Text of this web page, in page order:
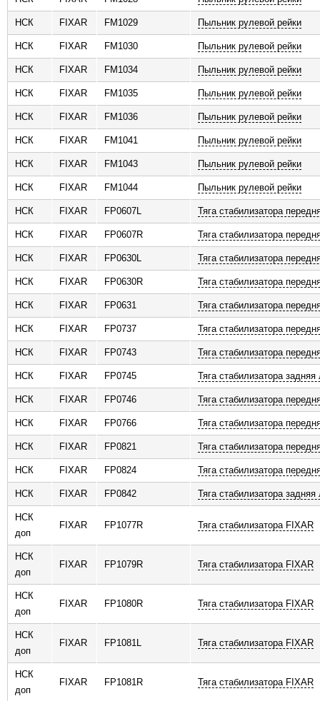
НСК FIXAR FM1029 Пыльник рулевой рейки
НСК FIXAR FM1030 Пыльник рулевой рейки
НСК FIXAR FM1034 Пыльник рулевой рейки
НСК FIXAR FM1035 Пыльник рулевой рейки
НСК FIXAR FM1036 Пыльник рулевой рейки
НСК FIXAR FM1041 Пыльник рулевой рейки
НСК FIXAR FM1043 Пыльник рулевой рейки
НСК FIXAR FM1044 Пыльник рулевой рейки
НСК FIXAR FP0607L Тяга стабилизатора
НСК FIXAR FP0607R Тяга стабилизатора
НСК FIXAR FP0630L Тяга стабилизатора
НСК FIXAR FP0630R Тяга стабилизатора
НСК FIXAR FP0631 Тяга стабилизатора
НСК FIXAR FP0737 Тяга стабилизатора
НСК FIXAR FP0743 Тяга стабилизатора
НСК FIXAR FP0745 Тяга стабилизатора
НСК FIXAR FP0746 Тяга стабилизатора
НСК FIXAR FP0766 Тяга стабилизатора
НСК FIXAR FP0821 Тяга стабилизатора
НСК FIXAR FP0824 Тяга стабилизатора
НСК FIXAR FP0842 Тяга стабилизатора
НСК
доп
FIXAR FP1077R Тяга стабилизатора FIXAR
НСК
доп
FIXAR FP1079R Тяга стабилизатора FIXAR
НСК
доп
FIXAR FP1080R Тяга стабилизатора FIXAR
НСК
доп
FIXAR FP1081L Тяга стабилизатора FIXAR
НСК
доп
FIXAR FP1081R Тяга стабилизатора FIXAR